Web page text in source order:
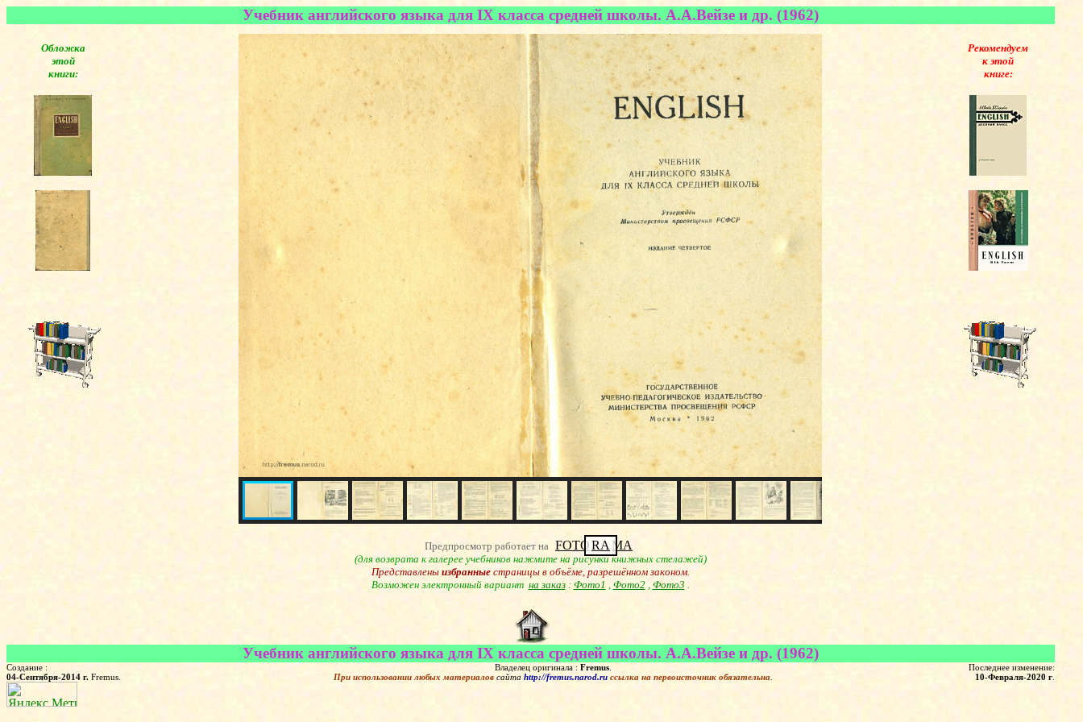
Учебник английского языка для IX класса средней школы. А.А.Вейзе и др. (1962)
Обложка
этой
книги:
Предпросмотр работает на FOTORA MA
(для возврата к галерее учебников нажмите на рисунки книжных стелажей)
Представлены избранныестраницы в объёме, разрешённом законом.
Возможен электронный вариант на заказ: Фото1 , Фото2, Фото3 .
Рекомендуем
к этой
книге:
Учебник английского языка для IX класса средней школы. А.А.Вейзе и др. (1962)
Создание :
04-Сентября-2014 г. Fremus.
Владелец оригинала : Fremus
При использовании любых материалов сайта http://fremus.narod.ru ссылка на первоисточник обязательна
Последнее изменение:
10-Февраля-2020 г